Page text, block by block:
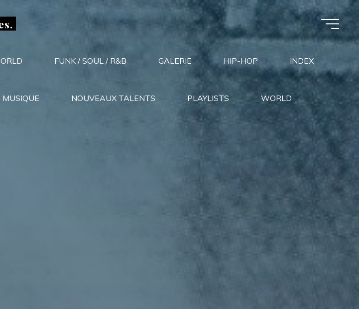
FUNK / SOUL / R&B GALERIE HIP-HOP INDEX
NOUVEAUX TALENTS PLAYLISTS WORLD